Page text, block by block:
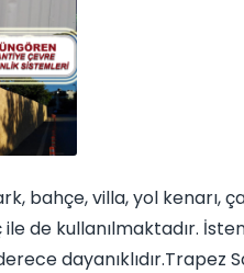
bahçe, villa, yol kenarı,
de kullanılmaktadır.
dayanıklıdır.Trapez